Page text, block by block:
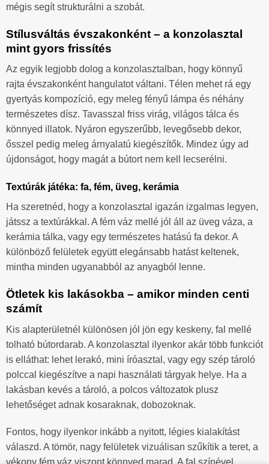
mégis segít strukturálni a szobát.
Stílusváltás évszakonként – a konzolasztal
mint gyors frissítés
Az egyik legjobb dolog a konzolasztalban, hogy könnyű
rajta évszakonként hangulatot váltani. Télen mehet rá egy
gyertyás kompozíció, egy meleg fényű lámpa és néhány
természetes dísz. Tavasszal friss virág, világos tálca és
könnyed illatok. Nyáron egyszerűbb, levegősebb dekor,
ősszel pedig meleg árnyalatú kiegészítők. Mindez úgy ad
újdonságot, hogy magát a bútort nem kell lecserélni.
Textúrák játéka: fa, fém, üveg, kerámia
Ha szeretnéd, hogy a konzolasztal igazán izgalmas legyen,
játssz a textúrákkal. A fém váz mellé jól áll az üveg váza, a
kerámia tálka, vagy egy természetes hatású fa dekor. A
különböző felületek együtt elegánsabb hatást keltenek,
mintha minden ugyanabból az anyagból lenne.
Ötletek kis lakásokba – amikor minden centi
számít
Kis alapterületnél különösen jól jön egy keskeny, fal mellé
tolható bútordarab. A konzolasztal ilyenkor akár több funkciót
is elláthat: lehet lerakó, mini íróasztal, vagy egy szép tároló
polccal kiegészítve a napi használati tárgyak helye. Ha a
lakásban kevés a tároló, a polcos változatok plusz
lehetőséget adnak kosaraknak, dobozoknak.
Fontos, hogy ilyenkor inkább a nyitott, légies kialakítást
válaszd. A tömör, nagy felületek vizuálisan szűkítik a teret, a